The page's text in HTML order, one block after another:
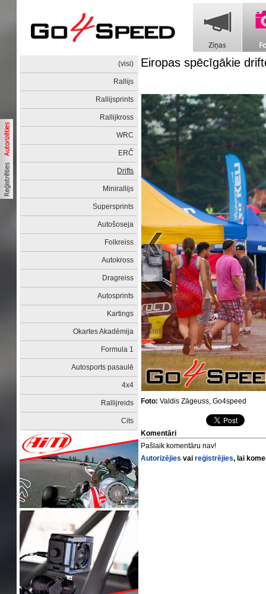
(visi)
Rallijs
Rallijsprints
Rallijkross
WRC
ERČ
Drifts
Minirallijs
Supersprints
Autošoseja
Folkreiss
Autokross
Dragreiss
Autosprints
Kartings
Okartes Akadēmija
Formula 1
Autosports pasaulē
4x4
Rallijreids
Cits
Eiropas spēcīgākie
Foto: Valdis Zāgeuss, Go4speed
Komentāri
Pašlaik komentāru nav!
Autorizējies vaireģistrējies, lai